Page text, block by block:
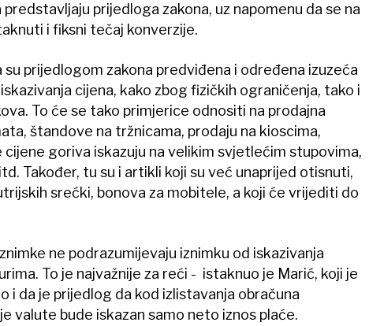
prijedloga zakona, uz napomenu da se na
i fiksni tečaj konverzije.
su prijedlogom zakona predviđena i određena izuzeća
cijena, kako zbog fizičkih ograničenja, tako i
To će se tako primjerice odnositi na prodajna
štandove na tržnicama, prodaju na kioscima,
cijene goriva iskazuju na velikim svjetlećim stupovima,
Također, tu su i artikli koji su već unaprijed otisnuti,
srećki, bonova za mobitele, a koji će vrijediti do
ne podrazumijevaju iznimku od iskazivanja
To je najvažnije za reći - istaknuo je Marić, koji je
i da je prijedlog da kod izlistavanja obračuna
valute bude iskazan samo neto iznos plaće.